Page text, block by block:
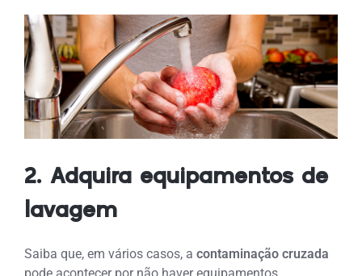
2. Adquira equipamentos de
lavagem
Saiba que, em vários casos, acontaminação cruzada